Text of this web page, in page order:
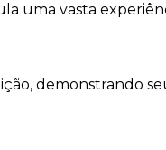
uma vasta
demonstrando